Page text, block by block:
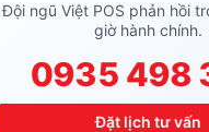
Đội ngũ Việt POS phản hồi
giờ hành chính.
0935 498
Đặt lịch tư vấn